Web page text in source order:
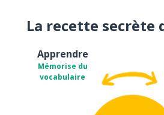
La recette secrète
Apprendre
Mémorise du
vocabulaire